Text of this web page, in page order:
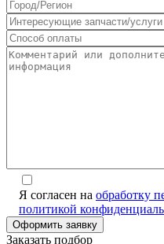
Я согласен на обработку
политикой
Заказать подбор